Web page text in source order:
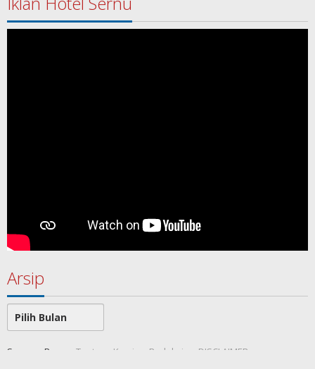
Arsip
Arsip
SamawaRea Tentang Kami Redaksi
DISCLAIMER